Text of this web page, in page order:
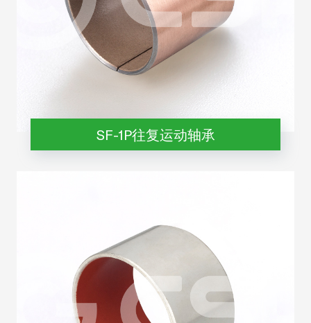
SF-1P往复运动轴承